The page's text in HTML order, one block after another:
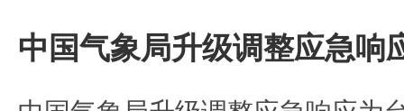
中国气象局升级调整应急响